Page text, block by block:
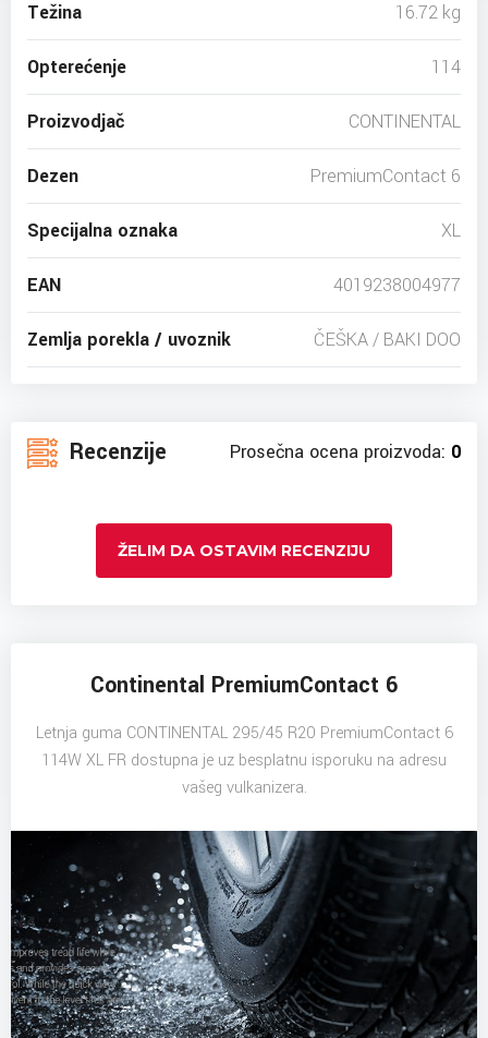
Težina 16.72 kg
Opterećenje 114
Proizvodjač CONTINENTAL
Dezen PremiumContact 6
Specijalna oznaka XL
EAN 4019238004977
Zemlja porekla / uvoznik ČEŠKA / BAKI DOO
Recenzije Prosečna ocena proizvoda: 0
ŽELIM DA OSTAVIM RECENZIJU
Continental PremiumContact 6
Letnja guma CONTINENTAL 295/45 R20 PremiumContact 6
114W XL FR dostupna je uz besplatnu isporuku na adresu
vašeg vulkanizera.